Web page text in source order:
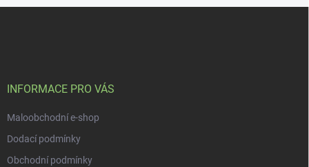
INFORMACE PRO VÁS
Maloobchodní e-shop
Dodací podmínky
Obchodní podmínky